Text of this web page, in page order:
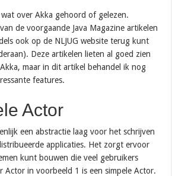
over Akka gehoord of gelezen.
de voorgaande Java Magazine artikelen
ook op de NLJUG website terug kunt
Deze artikelen lieten al goed zien
maar in dit artikel behandel ik nog
features.
Actor
een abstractie laag voor het schrijven
applicaties. Het zorgt ervoor
kunt bouwen die veel gebruikers
Actor in voorbeeld 1 is een simpele Actor.